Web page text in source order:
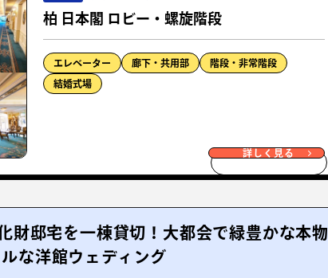
柏 日本閣 ロビー・螺旋階段
エレベーター 廊下・共用部 階段・非常階段
結婚式場
詳しく見る
財邸宅を一棟貸切！大都会で緑豊かな本物
な洋館ウェディング